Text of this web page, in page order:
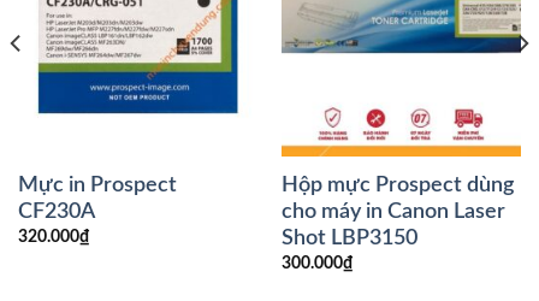
Mực in Prospect
CF230A
320.000₫
Hộp mực Prospect dùng
cho máy in Canon Laser
Shot LBP3150
300.000₫